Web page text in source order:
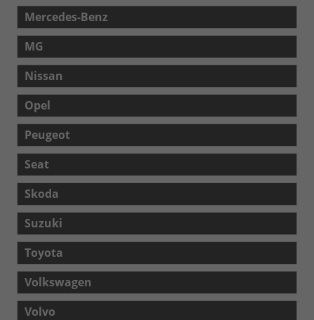
Mercedes-Benz
MG
Nissan
Opel
Peugeot
Seat
Skoda
Suzuki
Toyota
Volkswagen
Volvo